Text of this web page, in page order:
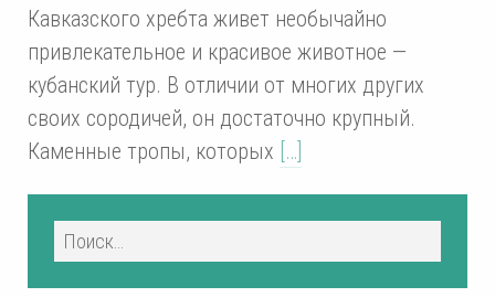
Кавказского хребта живет необычайно
привлекательное и красивое животное —
кубанский тур. В отличии от многих других
своих сородичей, он достаточно крупный.
Каменные тропы, которых […]